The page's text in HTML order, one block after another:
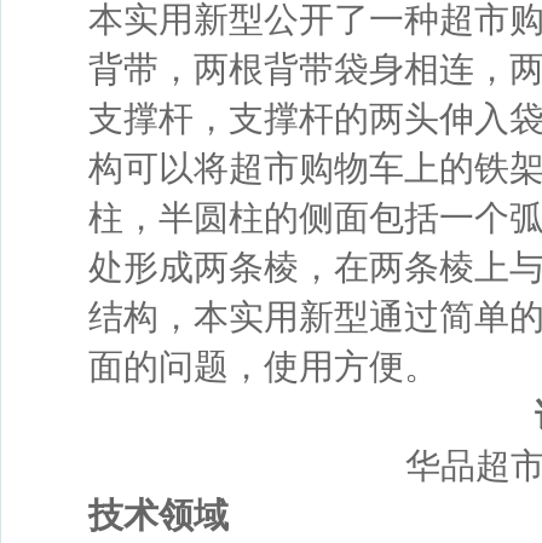
本实用新型公开了一种超市
背带，两根背带袋身相连，
支撑杆，支撑杆的两头伸入
构可以将超市购物车上的铁
柱，半圆柱的侧面包括一个
处形成两条棱，在两条棱上
结构，本实用新型通过简单
面的问题，使用方便。
华品超
技术领域